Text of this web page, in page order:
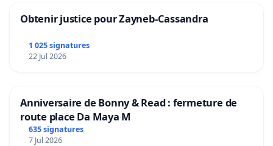
Obtenir justice pour Zayneb-Cassandra
1 025 signatures
22 Jul 2026
Anniversaire de Bonny & Read : fermeture de
route place Da Maya M
635 signatures
7 Jul 2026